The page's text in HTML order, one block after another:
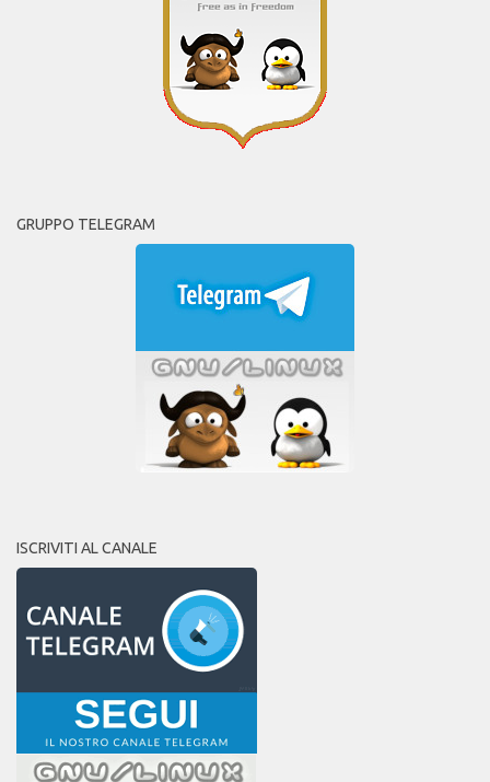
GRUPPO TELEGRAM
ISCRIVITI AL CANALE